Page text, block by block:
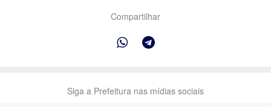
Compartilhar
Siga a Prefeitura nas mídias sociais